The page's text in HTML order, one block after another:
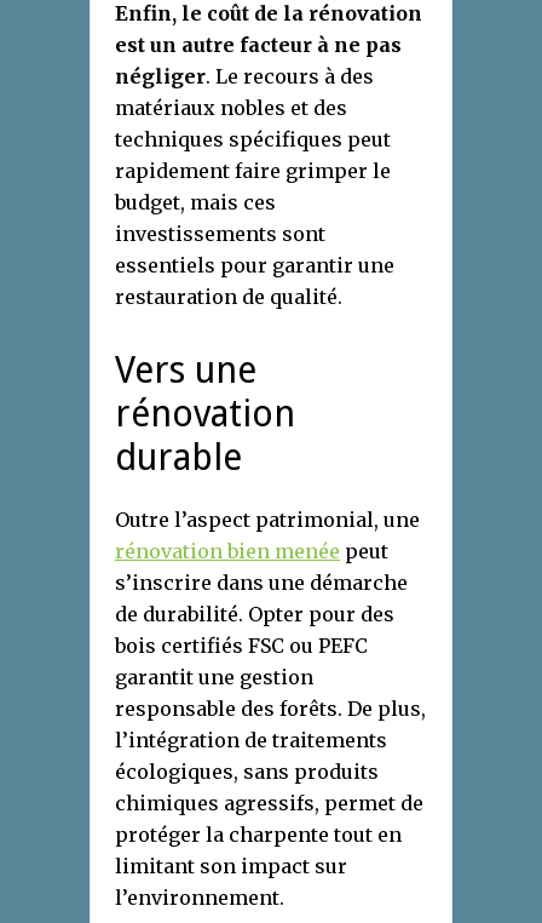
Enfin, le coût de la rénovation
est un autre facteur à ne pas
négliger. Le recours à des
matériaux nobles et des
techniques spécifiques peut
rapidement faire grimper le
budget, mais ces
investissements sont
essentiels pour garantir une
restauration de qualité.
Vers une
rénovation
durable
Outre l’aspect patrimonial, une
rénovation bien menée peut
s’inscrire dans une démarche
de durabilité. Opter pour des
bois certifiés FSC ou PEFC
garantit une gestion
responsable des forêts. De plus,
l’intégration de traitements
écologiques, sans produits
chimiques agressifs, permet de
protéger la charpente tout en
limitant son impact sur
l’environnement.